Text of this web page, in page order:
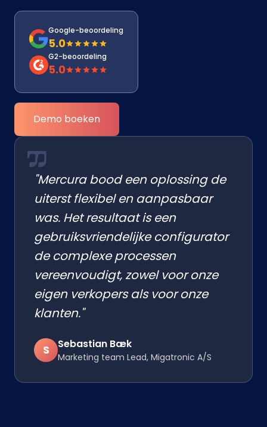
Google-beoordeling
5.0
G2-beoordeling
5.0
Demo boeken
"Mercura bood een oplossing de
uiterst flexibel en aanpasbaar
was. Het resultaat is een
gebruiksvriendelijke configurator
de complexe processen
vereenvoudigt, zowel voor onze
eigen verkopers als voor onze
klanten."
S Sebastian Bæk
Marketing team Lead, Migatronic A/S